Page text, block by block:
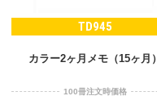
TD945
カラー2ヶ月メモ（15ヶ月）
100冊注文時価格